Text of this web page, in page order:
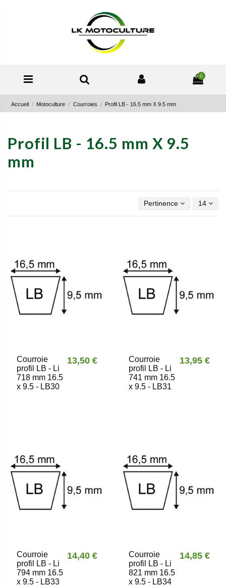
0
Accueil Motoculture Courroies Profil LB - 16.5 mm X 9.5 mm
Profil LB - 16.5 mm X 9.5
mm
Pertinence 14
Courroie
profil LB - Li
718 mm 16.5
x 9.5 - LB30
13,50 €
Courroie
profil LB - Li
741 mm 16.5
x 9.5 - LB31
13,95 €
Courroie
profil LB - Li
794 mm 16.5
x 9.5 - LB33
14,40 €
Courroie
profil LB - Li
821 mm 16.5
x 9.5 - LB34
14,85 €